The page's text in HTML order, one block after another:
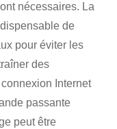
nécessaires. La
de
pour éviter les
des
Internet
passante
peut être